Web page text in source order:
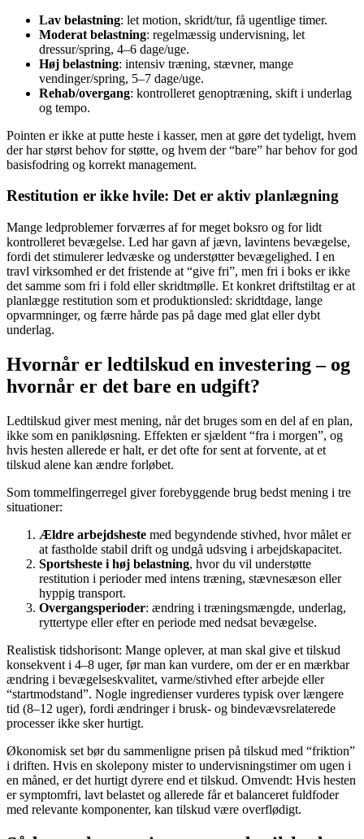
Lav belastning: let motion, skridt/tur, få ugentlige timer.
Moderat belastning: regelmæssig undervisning, let
dressur/spring, 4–6 dage/uge.
Høj belastning: intensiv træning, stævner, mange
vendinger/spring, 5–7 dage/uge.
Rehab/overgang: kontrolleret genoptræning, skift i underlag
og tempo.
Pointen er ikke at putte heste i kasser, men at gøre det tydeligt, hvem
der har størst behov for støtte, og hvem der “bare” har behov for god
basisfodring og korrekt management.
Restitution er ikke hvile: Det er aktiv planlægning
Mange ledproblemer forværres af for meget boksro og for lidt
kontrolleret bevægelse. Led har gavn af jævn, lavintens bevægelse,
fordi det stimulerer ledvæske og understøtter bevægelighed. I en
travl virksomhed er det fristende at “give fri”, men fri i boks er ikke
det samme som fri i fold eller skridtmølle. Et konkret driftstiltag er at
planlægge restitution som et produktionsled: skridtdage, lange
opvarmninger, og færre hårde pas på dage med glat eller dybt
underlag.
Hvornår er ledtilskud en investering – og
hvornår er det bare en udgift?
Ledtilskud giver mest mening, når det bruges som en del af en plan,
ikke som en panikløsning. Effekten er sjældent “fra i morgen”, og
hvis hesten allerede er halt, er det ofte for sent at forvente, at et
tilskud alene kan ændre forløbet.
Som tommelfingerregel giver forebyggende brug bedst mening i tre
situationer:
Ældre arbejdsheste med begyndende stivhed, hvor målet er
at fastholde stabil drift og undgå udsving i arbejdskapacitet.
Sportsheste i høj belastning, hvor du vil understøtte
restitution i perioder med intens træning, stævnesæson eller
hyppig transport.
Overgangsperioder: ændring i træningsmængde, underlag,
ryttertype eller efter en periode med nedsat bevægelse.
Realistisk tidshorisont: Mange oplever, at man skal give et tilskud
konsekvent i 4–8 uger, før man kan vurdere, om der er en mærkbar
ændring i bevægelseskvalitet, varme/stivhed efter arbejde eller
“startmodstand”. Nogle ingredienser vurderes typisk over længere
tid (8–12 uger), fordi ændringer i brusk- og bindevævsrelaterede
processer ikke sker hurtigt.
Økonomisk set bør du sammenligne prisen på tilskud med “friktion”
i driften. Hvis en skolepony mister to undervisningstimer om ugen i
en måned, er det hurtigt dyrere end et tilskud. Omvendt: Hvis hesten
er symptomfri, lavt belastet og allerede får et balanceret fuldfoder
med relevante komponenter, kan tilskud være overflødigt.